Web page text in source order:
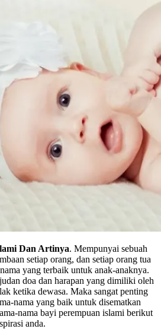
Dan Artinya. Mempunyai sebuah
setiap orang, dan setiap orang tua
yang terbaik untuk anak-anaknya.
doa dan harapan yang dimiliki oleh
ketika dewasa. Maka sangat penting
nama yang baik untuk disematkan
nama bayi perempuan islami berikut
anda.